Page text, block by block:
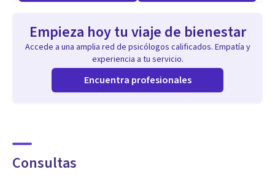
Empieza hoy tu viaje de bienestar
Accede a una amplia red de psicólogos calificados. Empatía y
experiencia a tu servicio.
Encuentra profesionales
Consultas